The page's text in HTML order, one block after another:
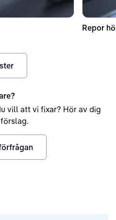
Repor
vill att vi fixar? Hör av dig